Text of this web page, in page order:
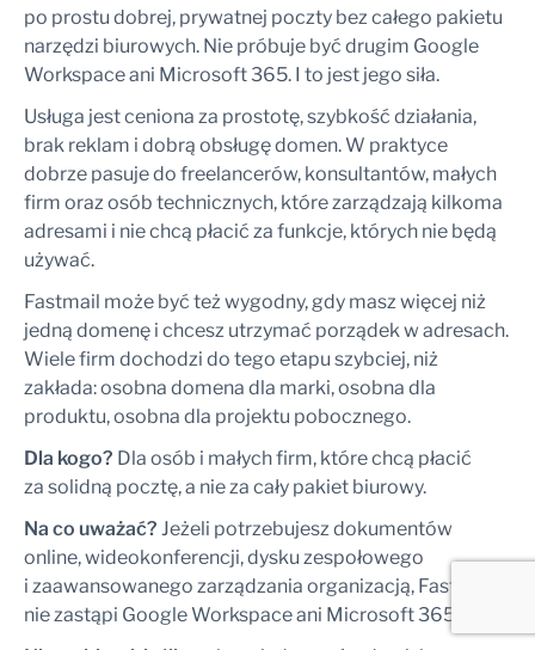
po prostu dobrej, prywatnej poczty bez całego pakietu
narzędzi biurowych. Nie próbuje być drugim Google
Workspace ani Microsoft 365. I to jest jego siła.
Usługa jest ceniona za prostotę, szybkość działania,
brak reklam i dobrą obsługę domen. W praktyce
dobrze pasuje do freelancerów, konsultantów, małych
firm oraz osób technicznych, które zarządzają kilkoma
adresami i nie chcą płacić za funkcje, których nie będą
używać.
Fastmail może być też wygodny, gdy masz więcej niż
jedną domenę i chcesz utrzymać porządek w adresach.
Wiele firm dochodzi do tego etapu szybciej, niż
zakłada: osobna domena dla marki, osobna dla
produktu, osobna dla projektu pobocznego.
Dla kogo? Dla osób i małych firm, które chcą płacić
za solidną pocztę, a nie za cały pakiet biurowy.
Na co uważać? Jeżeli potrzebujesz dokumentów
online, wideokonferencji, dysku zespołowego
i zaawansowanego zarządzania organizacją, Fastmail
nie zastąpi Google Workspace ani Microsoft 365.